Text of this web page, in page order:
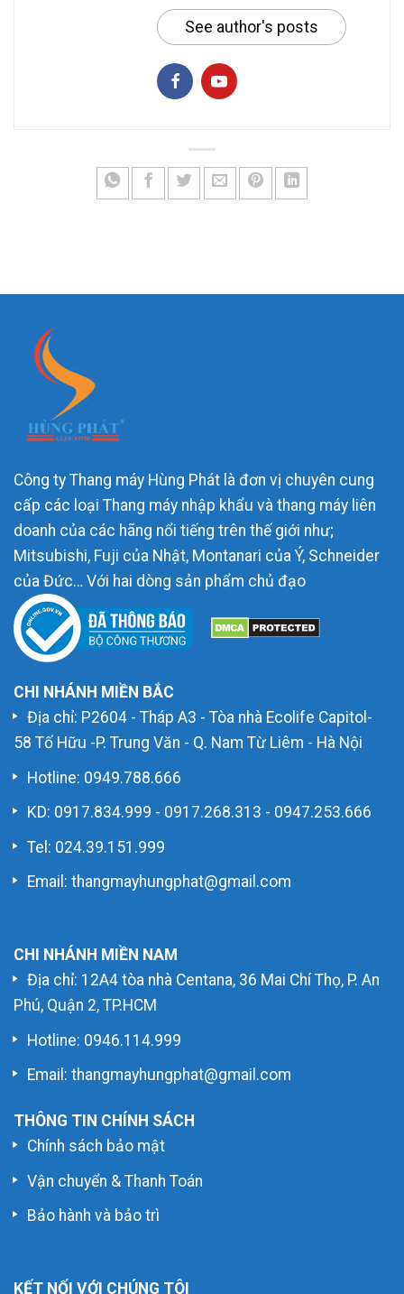
See author's posts
Công ty Thang máy Hùng Phát là đơn vị chuyên cung
cấp các loại Thang máy nhập khẩu và thang máy liên
doanh của các hãng nổi tiếng trên thế giới như;
Mitsubishi, Fuji của Nhật, Montanari của Ý, Schneider
của Đức… Với hai dòng sản phẩm chủ đạo
CHI NHÁNH MIỀN BẮC
Địa chỉ: P2604 - Tháp A3 - Tòa nhà Ecolife Capitol-
58 Tố Hữu -P. Trung Văn - Q. Nam Từ Liêm - Hà Nội
Hotline: 0949.788.666
KD: 0917.834.999 - 0917.268.313 - 0947.253.666
Tel: 024.39.151.999
Email: thangmayhungphat@gmail.com
CHI NHÁNH MIỀN NAM
Địa chỉ: 12A4 tòa nhà Centana, 36 Mai Chí Thọ, P. An
Phú, Quận 2, TP.HCM
Hotline: 0946.114.999
Email: thangmayhungphat@gmail.com
THÔNG TIN CHÍNH SÁCH
Chính sách bảo mật
Vận chuyển & Thanh Toán
Bảo hành và bảo trì
KẾT NỐI VỚI CHÚNG TÔI